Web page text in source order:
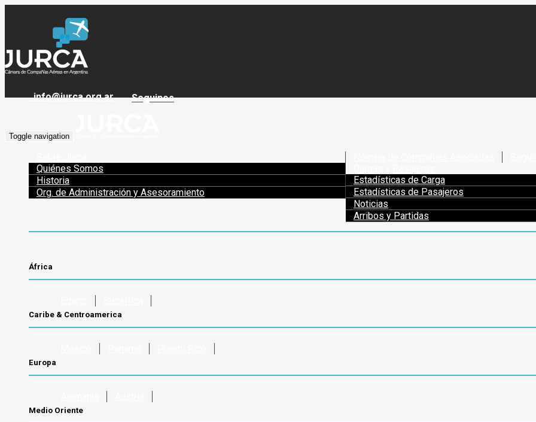
info@jurca.org.ar Seguinos
Toggle navigation
Quiénes Somos
Historia
Org. de Administración y Asesoramiento
Estadísticas de Carga
Estadísticas de Pasajeros
Noticias
Arribos y Partidas
África
Caribe & Centroamerica
Europa
Medio Oriente